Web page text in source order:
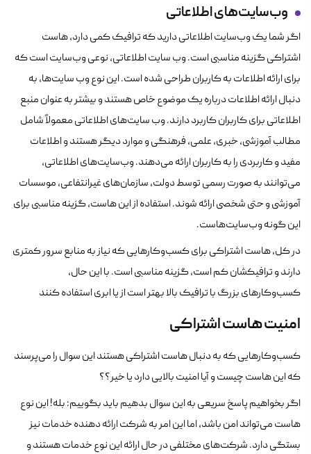
وب‌سایت‌های اطلاعاتی
اگر شما یک وب‌سایت اطلاعاتی دارید که ترافیک کمی دارد، هاست
اشتراکی گزینه مناسبی است. وب سایت اطلاعاتی، نوعی وب‌سایت است که
برای ارائه اطلاعات به کاربران طراحی شده است. این نوع وب سایت‌ها، به
دنبال ارائه اطلاعات درباره یک موضوع خاص هستند و بیشتر به عنوان منبع
اطلاعاتی برای کاربران کاربرد دارند. وب سایت‌های اطلاعاتی معمولاً شامل
مطالب آموزشی، خبری، علمی، فرهنگی و موارد دیگر هستند و اطلاعات
مفید و کاربردی را به کاربران ارائه می‌دهند. وب‌سایت‌های اطلاعاتی،
می‌توانند به صورت رسمی توسط دولت، سازمان‌های غیرانتفاعی، موسسات
آموزشی و حتی شخصی ارائه شوند. استفاده از این هاست، گزینه مناسبی برای
این گونه وب‌سایت‌هاست.
در کل، هاست اشتراکی برای کسب‌وکارهایی که نیاز به منابع سرور کمتری
دارند و ترافیکشان کم است، گزینه مناسبی است. با این حال،
کسب‌وکارهای بزرگ با ترافیک بالا بهتر است از یا ابری استفاده کنند
امنیت هاست اشتراکی
کسب‌وکارهایی که به دنبال هاست اشتراکی هستند این سوال را می‌پرسند
که این هاست چیست و آیا امنیت بالایی دارد یا خیر؟؟
اگر بخواهیم پاسخ سریعی به این سوال بدهیم باید بگوییم: بله! این نوع
هاست می‌تواند امن باشد، اما این امر به شرکت ارائه دهنده خدمات نیز
بستگی دارد. شرکت‌های مختلفی در حال ارائه این نوع خدمات هستند و